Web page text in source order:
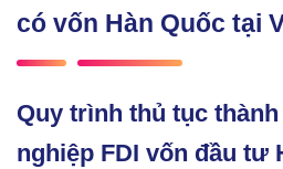
có vốn Hàn Quốc tại
Quy trình thủ tục
nghiệp FDI vốn đầu tư